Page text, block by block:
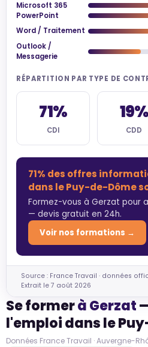
Microsoft 365
PowerPoint
Word / Traitement
Outlook /
Messagerie
RÉPARTITION PAR TYPE DE
71%
CDI
19%
CDD
71% des offres
dans le Puy-de-Dôme
Formez-vous à Gerzat pour
— devis gratuit en 24h.
Voir nos formations →
Source : France Travail · données
Extrait le 7 août 2026
Se formerà Gerzat
l'emploi dans le
Données France Travail · Auvergne-